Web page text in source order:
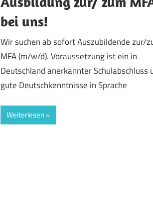
bei uns!
Wir suchen ab sofort Auszubildende zur/
MFA (m/w/d). Voraussetzung ist ein in
Deutschland anerkannter Schulabschluss
gute Deutschkenntnisse in Sprache
Weiterlesen